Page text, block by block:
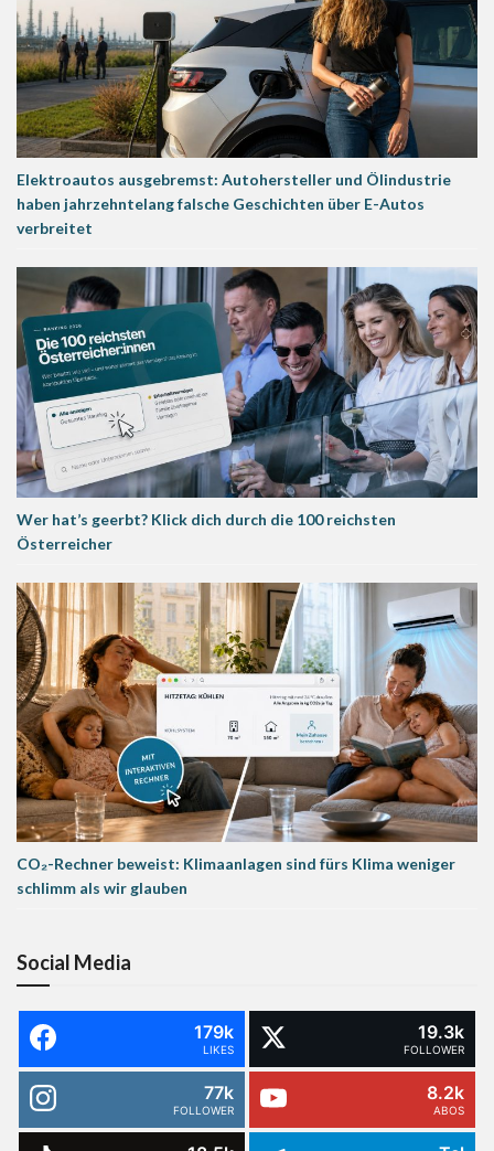
Elektroautos ausgebremst: Autohersteller und Ölindustrie
haben jahrzehntelang falsche Geschichten über E-Autos
verbreitet
Wer hat’s geerbt? Klick dich durch die 100 reichsten
Österreicher
CO₂-Rechner beweist: Klimaanlagen sind fürs Klima weniger
schlimm als wir glauben
Social Media
179k
LIKES
19.3k
FOLLOWER
77k
FOLLOWER
8.2k
ABOS